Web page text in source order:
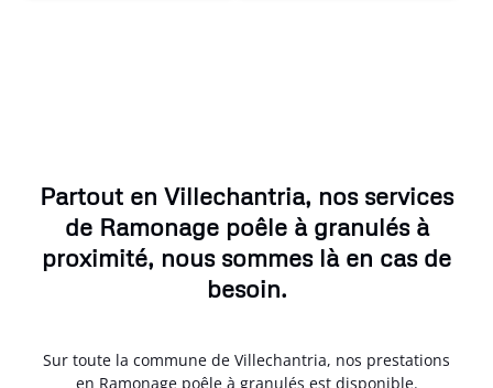
Partout en Villechantria, nos services
de Ramonage poêle à granulés à
proximité, nous sommes là en cas de
besoin.
Sur toute la commune de Villechantria, nos prestations
en Ramonage poêle à granulés est disponible.